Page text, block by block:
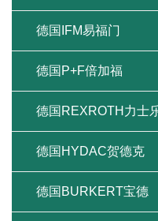
德国IFM易福门
德国P+F倍加福
德国REXROTH力士
德国HYDAC贺德克
德国BURKERT宝德